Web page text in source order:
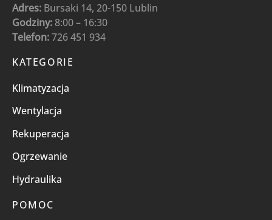
Adres: Bursaki 14, 20-150 Lublin
Godziny: 8:00 – 16:30
Telefon:726 451 934
KATEGORIE
Klimatyzacja
Wentylacja
Rekuperacja
Ogrzewanie
Hydraulika
POMOC